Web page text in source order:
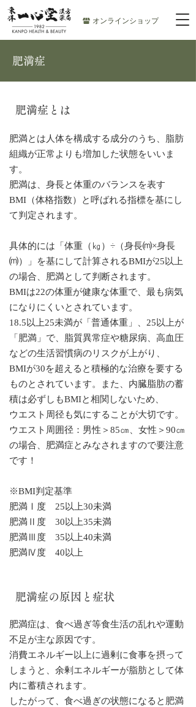
オンラインショップ
肥満症
肥満症とは
肥満とは人体を構成する成分のうち、脂肪
組織が正常よりも増加した状態をいいま
す。
肥満は、身長と体重のバランスを表す
BMI（体格指数）と呼ばれる指標を基にし
て判定されます。
具体的には「体重（㎏）÷（身長⒨×身長
⒨）」を基にして計算されるBMIが25以上
の場合、肥満として判断されます。
BMIは22の体重が健康な体重で、最も病気
になりにくいとされています。
18.5以上25未満が「普通体重」、25以上が
「肥満」で、脂質異常症や糖尿病、高血圧
などの生活習慣病のリスクが上がり、
BMIが30を超えると積極的な治療を要する
ものとされています。また、内臓脂肪の蓄
積は必ずしもBMIと相関しないため、
ウエスト周径も気にすることが大切です。
ウエスト周囲径：男性＞85㎝、女性＞90㎝
の場合、肥満症とみなされますので要注意
です！
※BMI判定基準
肥満Ⅰ度 25以上30未満
肥満Ⅱ度 30以上35未満
肥満Ⅲ度 35以上40未満
肥満Ⅳ度 40以上
肥満症の原因と症状
肥満症は、食べ過ぎ等食生活の乱れや運動
不足が主な原因です。
消費エネルギー以上に過剰に食事を摂って
しまうと、余剰エネルギーが脂肪として体
内に蓄積されます。
したがって、食べ過ぎの状態になると肥満